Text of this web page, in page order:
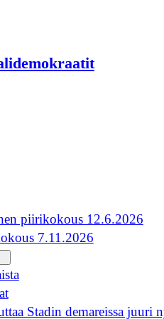
piirikokous 12.6.2026
7.11.2026
Stadin demareissa juuri